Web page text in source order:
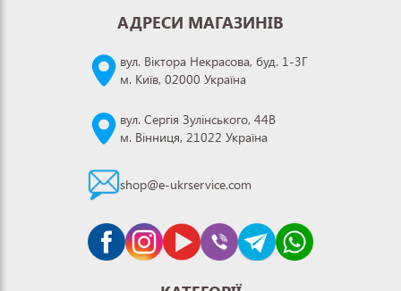
АДРЕСИ МАГАЗИНІВ
вул. Віктора Некрасова, буд. 1-3Г
м. Київ, 02000 Україна
вул. Сергія Зулінського, 44В
м. Вінниця, 21022 Україна
shop@e-ukrservice.com